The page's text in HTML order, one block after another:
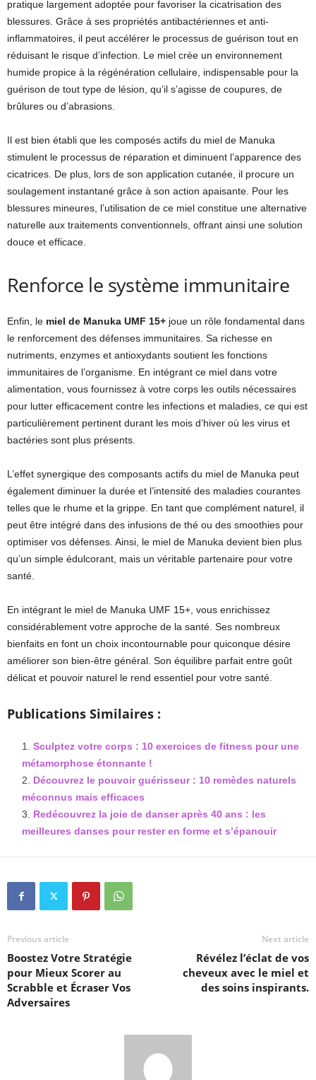
pratique largement adoptée pour favoriser la cicatrisation des
blessures. Grâce à ses propriétés antibactériennes et anti-
inflammatoires, il peut accélérer le processus de guérison tout en
réduisant le risque d’infection. Le miel crée un environnement
humide propice à la régénération cellulaire, indispensable pour la
guérison de tout type de lésion, qu’il s’agisse de coupures, de
brûlures ou d’abrasions.
Il est bien établi que les composés actifs du miel de Manuka
stimulent le processus de réparation et diminuent l’apparence des
cicatrices. De plus, lors de son application cutanée, il procure un
soulagement instantané grâce à son action apaisante. Pour les
blessures mineures, l’utilisation de ce miel constitue une alternative
naturelle aux traitements conventionnels, offrant ainsi une solution
douce et efficace.
Renforce le système immunitaire
Enfin, le miel de Manuka UMF 15+ joue un rôle fondamental dans
le renforcement des défenses immunitaires. Sa richesse en
nutriments, enzymes et antioxydants soutient les fonctions
immunitaires de l’organisme. En intégrant ce miel dans votre
alimentation, vous fournissez à votre corps les outils nécessaires
pour lutter efficacement contre les infections et maladies, ce qui est
particulièrement pertinent durant les mois d’hiver où les virus et
bactéries sont plus présents.
L’effet synergique des composants actifs du miel de Manuka peut
également diminuer la durée et l’intensité des maladies courantes
telles que le rhume et la grippe. En tant que complément naturel, il
peut être intégré dans des infusions de thé ou des smoothies pour
optimiser vos défenses. Ainsi, le miel de Manuka devient bien plus
qu’un simple édulcorant, mais un véritable partenaire pour votre
santé.
En intégrant le miel de Manuka UMF 15+, vous enrichissez
considérablement votre approche de la santé. Ses nombreux
bienfaits en font un choix incontournable pour quiconque désire
améliorer son bien-être général. Son équilibre parfait entre goût
délicat et pouvoir naturel le rend essentiel pour votre santé.
Publications Similaires :
Sculptez votre corps : 10 exercices de fitness pour une
métamorphose étonnante !
Découvrez le pouvoir guérisseur : 10 remèdes naturels
méconnus mais efficaces
Redécouvrez la joie de danser après 40 ans : les
meilleures danses pour rester en forme et s’épanouir
Previous article
Boostez Votre Stratégie
pour Mieux Scorer au
Scrabble et Écraser Vos
Adversaires
Next article
Révélez l’éclat de vos
cheveux avec le miel et
des soins inspirants.